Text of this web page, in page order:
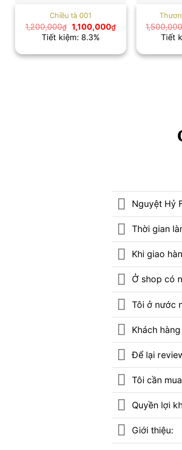
Chiều tà 001
1,200,000₫ Giá
gốc
là:
1,100,000₫Giá
1,100,000₫.
Tiết kiệm: 8.3% Tiết
Nguyệt Hỷ
Thời gian
Khi giao
Ở shop có
Tôi ở nước
Khách
Để lại
Tôi cần
Quyền lợi
Giới thiệu: